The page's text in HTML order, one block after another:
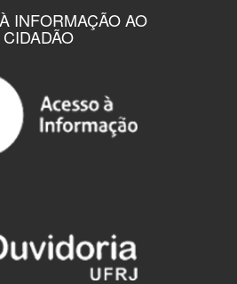
INFORMAÇÃO AO
CIDADÃO